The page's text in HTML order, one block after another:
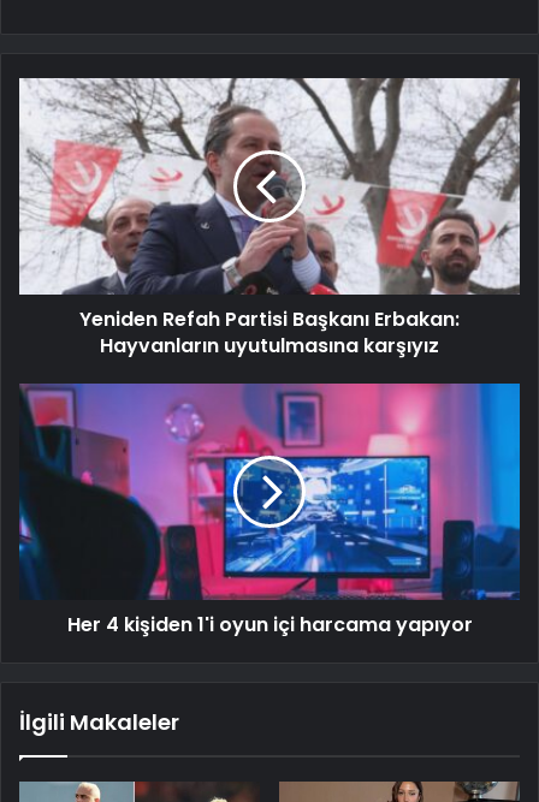
Yeniden Refah Partisi Başkanı Erbakan:
Hayvanların uyutulmasına karşıyız
Her 4 kişiden 1'i oyun içi harcama yapıyor
İlgili Makaleler